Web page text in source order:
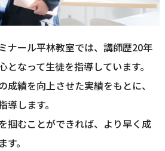
ナール平林教室では、講師歴20年
なって生徒を指導しています。
成績を向上させた実績をもとに、
します。
掴むことができれば、より早く成
。